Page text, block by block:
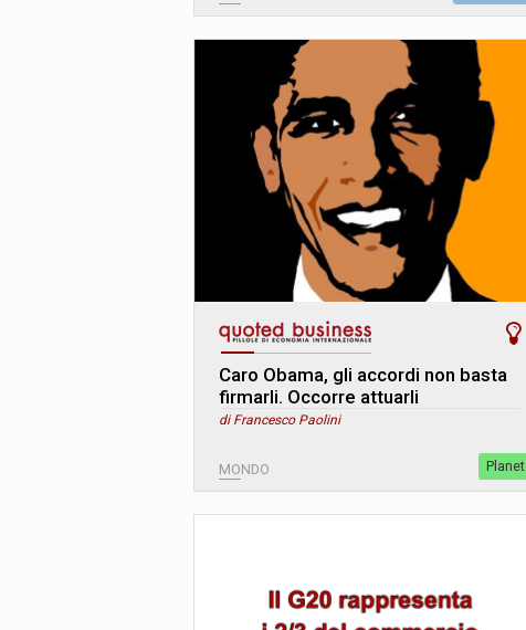
Caro Obama, gli accordi non basta
firmarli. Occorre attuarli
di Francesco Paolini
MONDO Planet